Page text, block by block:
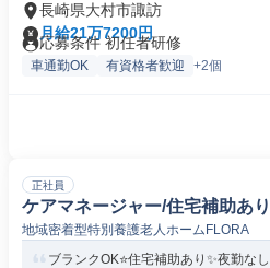
長崎県大村市諏訪
月給21万7200円
応募条件 初任者研修
車通勤OK 有資格者歓迎 +2個
正社員
ケアマネージャー/住宅補助あ
地域密着型特別養護老人ホームFLORA
ブランクOK⭐️住宅補助あり✨夜勤な